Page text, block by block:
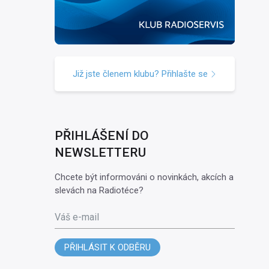
Již jste členem klubu? Přihlašte se
PŘIHLÁŠENÍ DO
NEWSLETTERU
Chcete být informováni o novinkách, akcích a
slevách na Radiotéce?
Váš e-mail
PŘIHLÁSIT K ODBĚRU